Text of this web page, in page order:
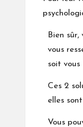
Bien sûr,
vous
soit vous
Ces 2
elles sont
Vous